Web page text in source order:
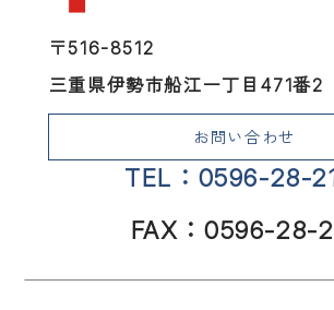
〒516-8512
三重県伊勢市船江一丁目471番2
お問い合わせ
TEL：0596-28-
FAX：0596-28-